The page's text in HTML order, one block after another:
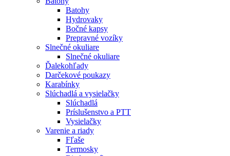
Batohy
Hydrovaky
Bočné kapsy
Prepravné vozíky
Slnečné okuliare
Slnečné okuliare
Ďalekohľady
Darčekové poukazy
Karabínky
Slúchadlá a vysielačky
Slúchadlá
Príslušenstvo a PTT
Vysielačky
Varenie a riady
Fľaše
Termosky